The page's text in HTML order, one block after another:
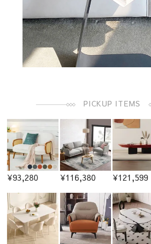
PICKUP ITEMS
¥93,280 ¥116,380 ¥121,599